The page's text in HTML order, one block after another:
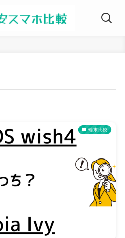
端末比較